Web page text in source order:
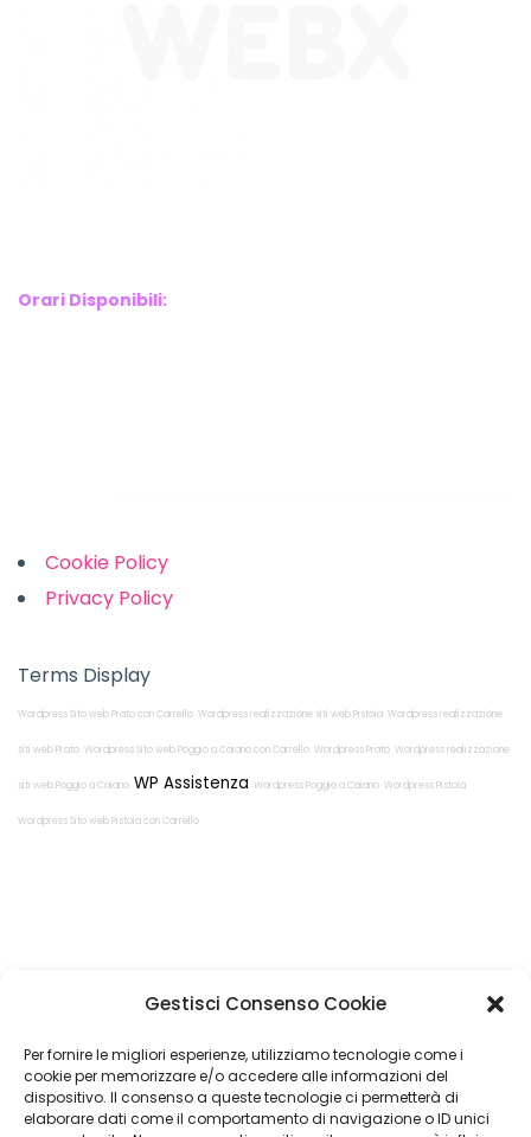
Gestisci Consenso Cookie
Per fornire le migliori esperienze, utilizziamo tecnologie come i
cookie per memorizzare e/o accedere alle informazioni del
dispositivo. Il consenso a queste tecnologie ci permetterà di
elaborare dati come il comportamento di navigazione o ID unici
Orari Disponibili:
Cookie Policy
Privacy Policy
Terms Display
Wordpress Sito web Prato con Carrello Wordpress realizzazione siti web Pistoia Wordpress realizzazione
siti web Prato Wordpress Sito web Poggio a Caiano con Carrello Wordpress Prato Wordpress realizzazione
siti web Poggio a Caiano WP Assistenza Wordpress Poggio a Caiano Wordpress Pistoia
Wordpress Sito web Pistoia con Carrello
Restiamo in
contatto!